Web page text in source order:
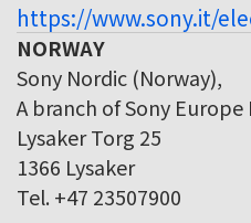
https://www.sony.it/
NORWAY
Sony Nordic (Norway),
A branch of Sony Europe
Lysaker Torg 25
1366 Lysaker
Tel. +47 23507900